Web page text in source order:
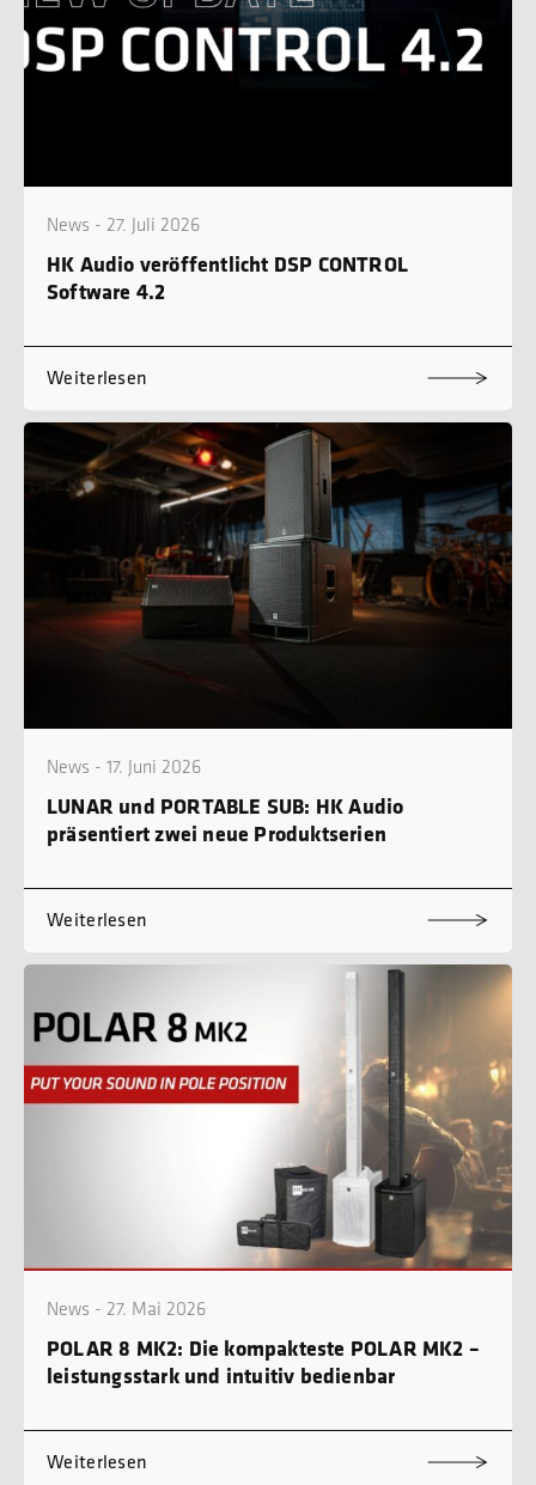
News - 27. Juli 2026
HK Audio veröffentlicht DSP CONTROL
Software 4.2
Weiterlesen
News - 17. Juni 2026
LUNAR und PORTABLE SUB: HK Audio
präsentiert zwei neue Produktserien
Weiterlesen
News - 27. Mai 2026
POLAR 8 MK2: Die kompakteste POLAR MK2 –
leistungsstark und intuitiv bedienbar
Weiterlesen